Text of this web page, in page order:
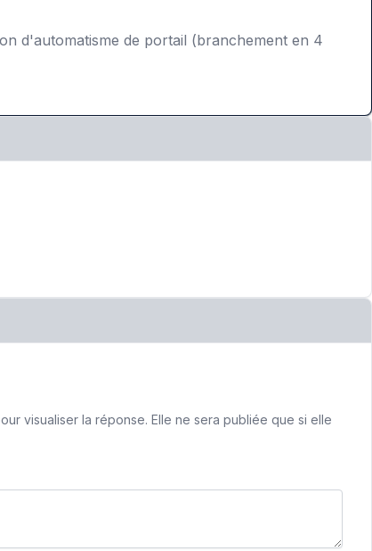
d'automatisme de portail (branchement en 4
visualiser la réponse. Elle ne sera publiée que si elle